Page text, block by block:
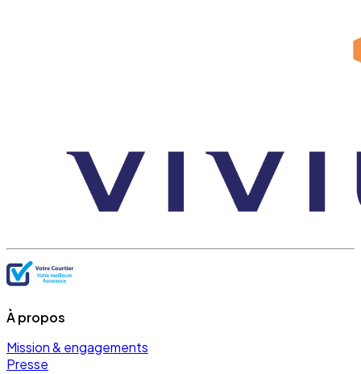
À propos
Mission & engagements
Presse